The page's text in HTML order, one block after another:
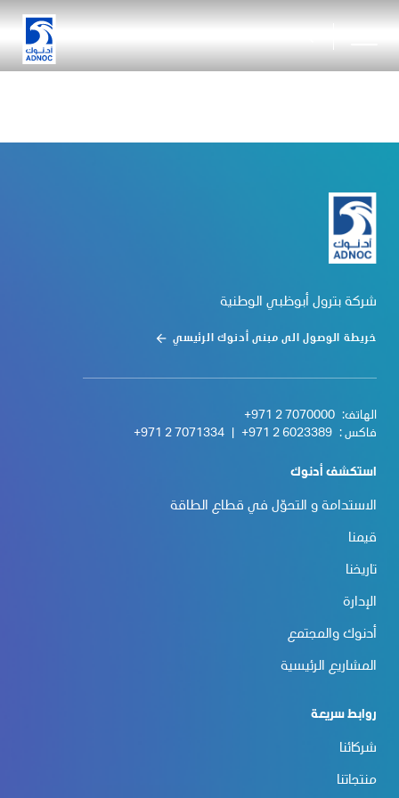
شركة بترول أبوظبي الوطنية
خريطة الوصول الى مبنى أدنوك الرئيسي
الهاتف: +971 2 7070000
فاكس : +971 2 6023389
+971 2 7071334
استكشف أدنوك
الاستدامة و التحوّل في قطاع الطاقة
قيمنا
تاريخنا
الإدارة
أدنوك والمجتمع
المشاريع الرئيسية
روابط سريعة
شركائنا
منتجاتنا